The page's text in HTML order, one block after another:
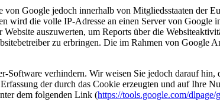
Google jedoch innerhalb von Mitgliedsstaaten der
wird die volle IP-Adresse an einen Server von Google
auszuwerten, um Reports über die
zu erbringen. Die im Rahmen von Google
verhindern. Wir weisen Sie jedoch darauf hin,
der durch das Cookie erzeugten und auf Ihre
dem folgenden Link (https://tools.google.com/dlpage/